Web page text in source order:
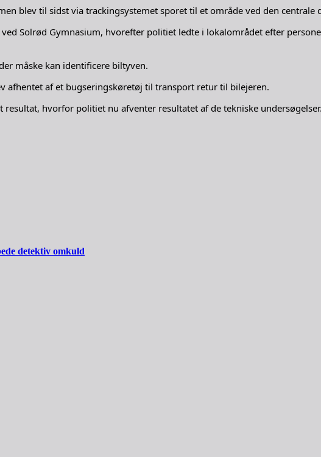
blev til sidst via trackingsystemet sporet til et område ved den centrale
Solrød Gymnasium, hvorefter politiet ledte i lokalområdet efter
måske kan identificere biltyven.
afhentet af et bugseringskøretøj til transport retur til bilejeren.
hvorfor politiet nu afventer resultatet af de tekniske undersøgelser.
detektiv omkuld